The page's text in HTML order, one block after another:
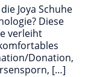
Joya Schuhe
Diese
verleiht
Donation,
[…]